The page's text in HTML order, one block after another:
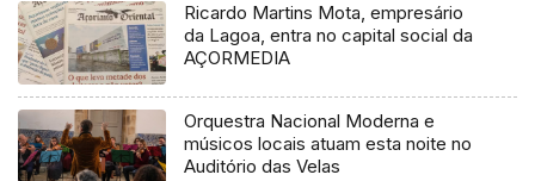
Ricardo Martins Mota, empresário
da Lagoa, entra no capital social da
AÇORMEDIA
Orquestra Nacional Moderna e
músicos locais atuam esta noite no
Auditório das Velas